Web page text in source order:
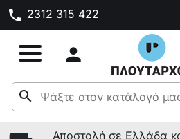
phone 2312 315 422

search
Αποστολή σε Ελλάδα